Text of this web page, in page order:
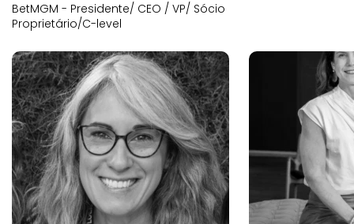
BetMGM - Presidente/ CEO / VP/ Sócio
Proprietário/C-level